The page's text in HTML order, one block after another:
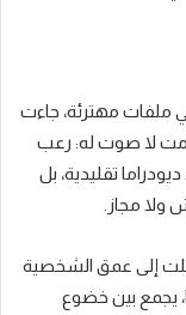
ملفات مهترئة، جاءت
لا صوت له: رعب
تقليدية، بل
ولا مجاز.
إلى عمق الشخصية
يجمع بين خضوع